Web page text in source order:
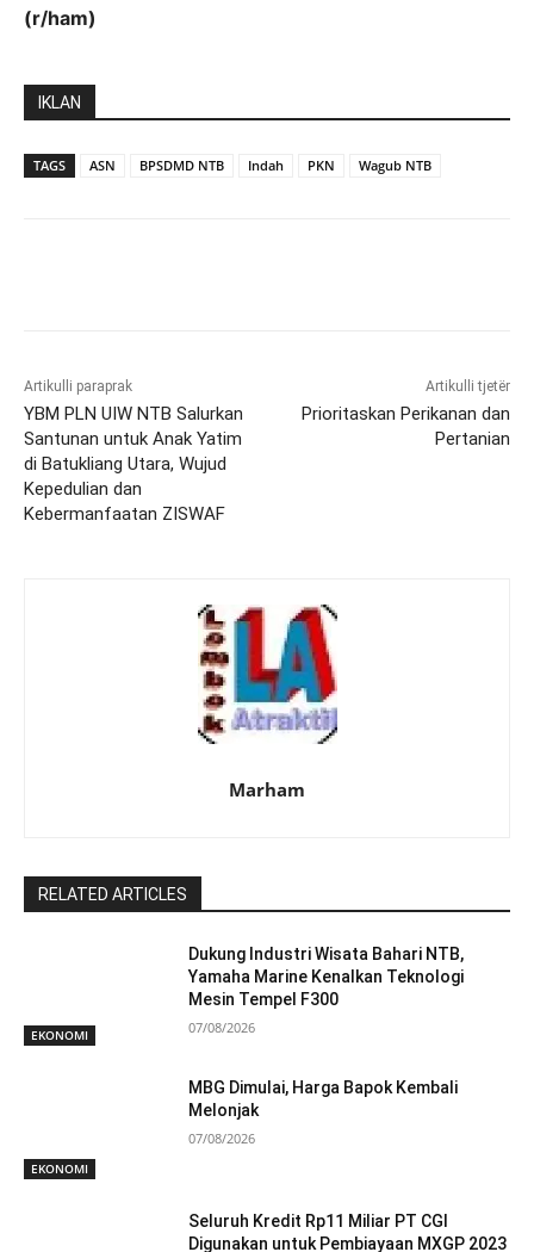
(r/ham)
IKLAN
TAGS ASN BPSDMD NTB Indah PKN Wagub NTB
Artikulli paraprak
YBM PLN UIW NTB Salurkan
Santunan untuk Anak Yatim
di Batukliang Utara, Wujud
Kepedulian dan
Kebermanfaatan ZISWAF
Artikulli tjetër
Prioritaskan Perikanan dan
Pertanian
Marham
RELATED ARTICLES
EKONOMI
Dukung Industri Wisata Bahari NTB,
Yamaha Marine Kenalkan Teknologi
Mesin Tempel F300
07/08/2026
EKONOMI
MBG Dimulai, Harga Bapok Kembali
Melonjak
07/08/2026
Seluruh Kredit Rp11 Miliar PT CGI
Digunakan untuk Pembiayaan MXGP 2023